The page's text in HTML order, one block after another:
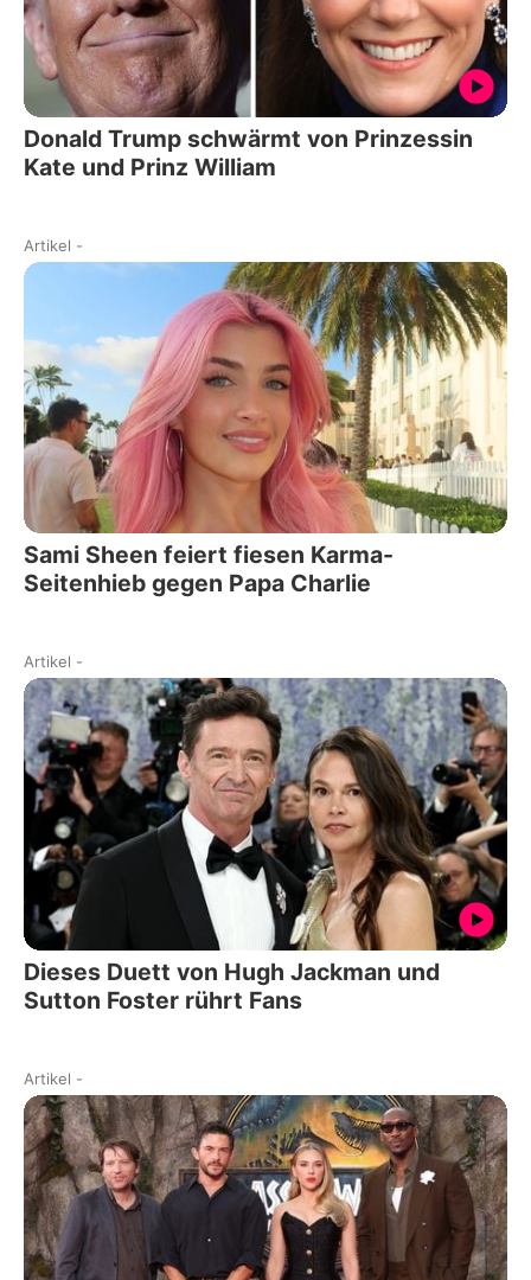
Donald Trump schwärmt von Prinzessin
Kate und Prinz William
Artikel -
Sami Sheen feiert fiesen Karma-
Seitenhieb gegen Papa Charlie
Artikel -
Dieses Duett von Hugh Jackman und
Sutton Foster rührt Fans
Artikel -